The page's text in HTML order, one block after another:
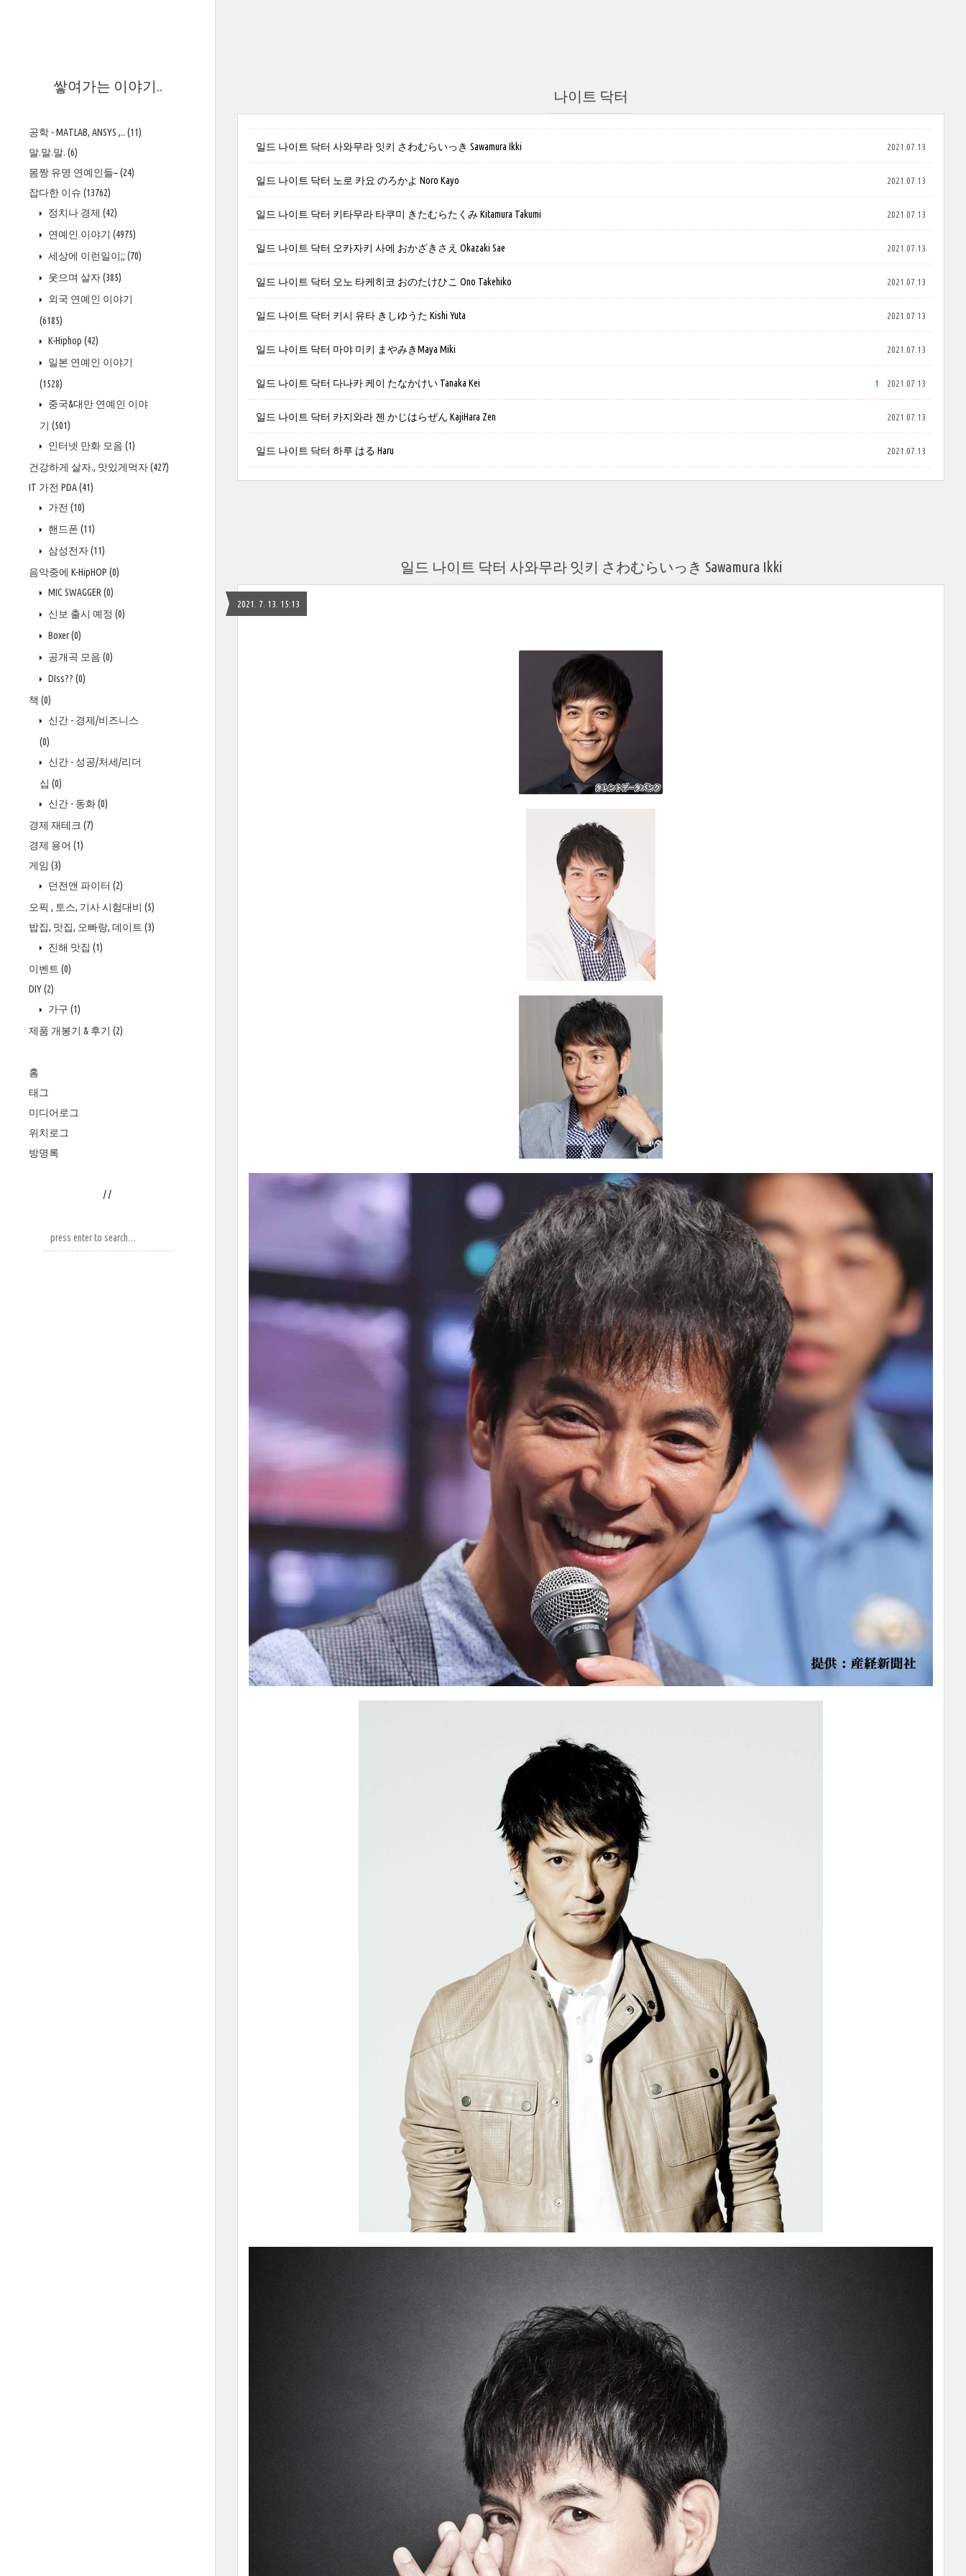
쌓여가는 이야기..
공학 - MATLAB, ANSYS ,.. (11)
말.말.말. (6)
몸짱 유명 연예인들~(24)
잡다한 이슈 (13762)
정치나 경제 (42)
연예인 이야기 (4975)
세상에 이런일이;; (70)
웃으며 살자(385)
외국 연예인 이야기
(6185)
K-Hiphop (42)
일본 연예인 이야기
(1528)
중국&대만 연예인 이야
기 (501)
인터넷 만화 모음 (1)
건강하게 살자., 맛있게먹자(427)
IT 가전 PDA(41)
가전 (10)
핸드폰 (11)
삼성전자(11)
음악중에 K-HipHOP (0)
MIC SWAGGER (0)
신보 출시 예정 (0)
Boxer(0)
공개곡 모음 (0)
DIss?? (0)
책 (0)
신간 - 경제/비즈니스
(0)
신간 - 성공/처세/리더
십 (0)
신간 - 동화(0)
경제 재테크 (7)
경제 용어 (1)
게임 (3)
던전앤 파이터 (2)
오픽 , 토스, 기사 시험대비 (5)
밥집, 맛집, 오빠랑, 데이트 (3)
진해 맛집 (1)
이벤트 (0)
DIY(2)
가구 (1)
제품 개봉기 & 후기 (2)
홈
태그
미디어로그
위치로그
방명록
/ /
나이트 닥터
일드 나이트 닥터 사와무라 잇키 さわむらいっき Sawamura Ikki 2021.07.13
일드 나이트 닥터 노로 카요 のろかよ Noro Kayo 2021.07.13
일드 나이트 닥터 키타무라 타쿠미 きたむらたくみ Kitamura Takumi 2021.07.13
일드 나이트 닥터 오카자키 사에 おかざきさえ Okazaki Sae 2021.07.13
일드 나이트 닥터 오노 타케히코 おのたけひこ Ono Takehiko 2021.07.13
일드 나이트 닥터 키시 유타 きしゆうた Kishi Yuta 2021.07.13
일드 나이트 닥터 마야 미키 まやみきMaya Miki 2021.07.13
일드 나이트 닥터 다나카 케이 たなかけい Tanaka Kei 2021.07.13
1
일드 나이트 닥터 카지와라 젠 かじはらぜん KajiHara Zen 2021.07.13
일드 나이트 닥터 하루 はる Haru 2021.07.13
일드 나이트 닥터 사와무라 잇키 さわむらいっき Sawamura Ikki
2021. 7. 13. 15:13